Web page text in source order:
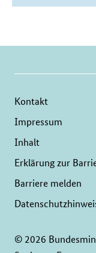
© 2026
Kontakt
Impressum
Inhalt
Erklärung zur
Barriere melden